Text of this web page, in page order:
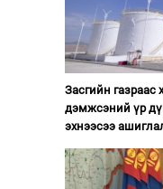
Засгийн газраас
дэмжсэний үр
эхнээсээ